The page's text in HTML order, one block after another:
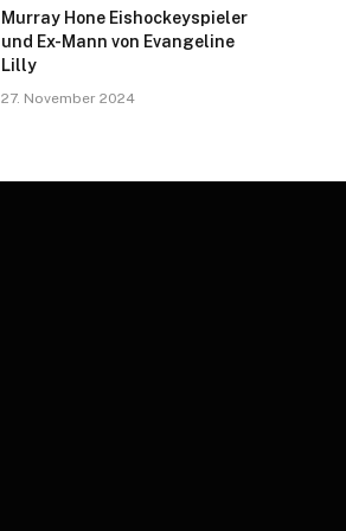
Murray Hone Eishockeyspieler
und Ex-Mann von Evangeline
Lilly
27. November 2024